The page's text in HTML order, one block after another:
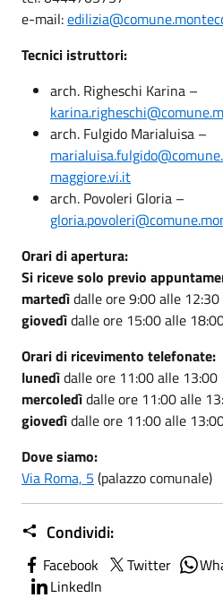
e-mail:
Tecnici istruttori:
arch. Righeschi Karina –
arch. Fulgido Marialuisa –
maggiore.vi.it
arch. Povoleri Gloria –
Orari di apertura:
Si riceve solo previo
martedìdalle ore 9:00 alle 12:30
giovedìdalle ore 15:00 alle
Orari di ricevimento telefonate:
lunedìdalle ore 11:00 alle 13:00
mercoledìdalle ore 11:00 alle
giovedìdalle ore 11:00 alle
Dove siamo:
Via Roma, 5 (palazzo comunale)
Condividi:
Facebook Twitter
LinkedIn